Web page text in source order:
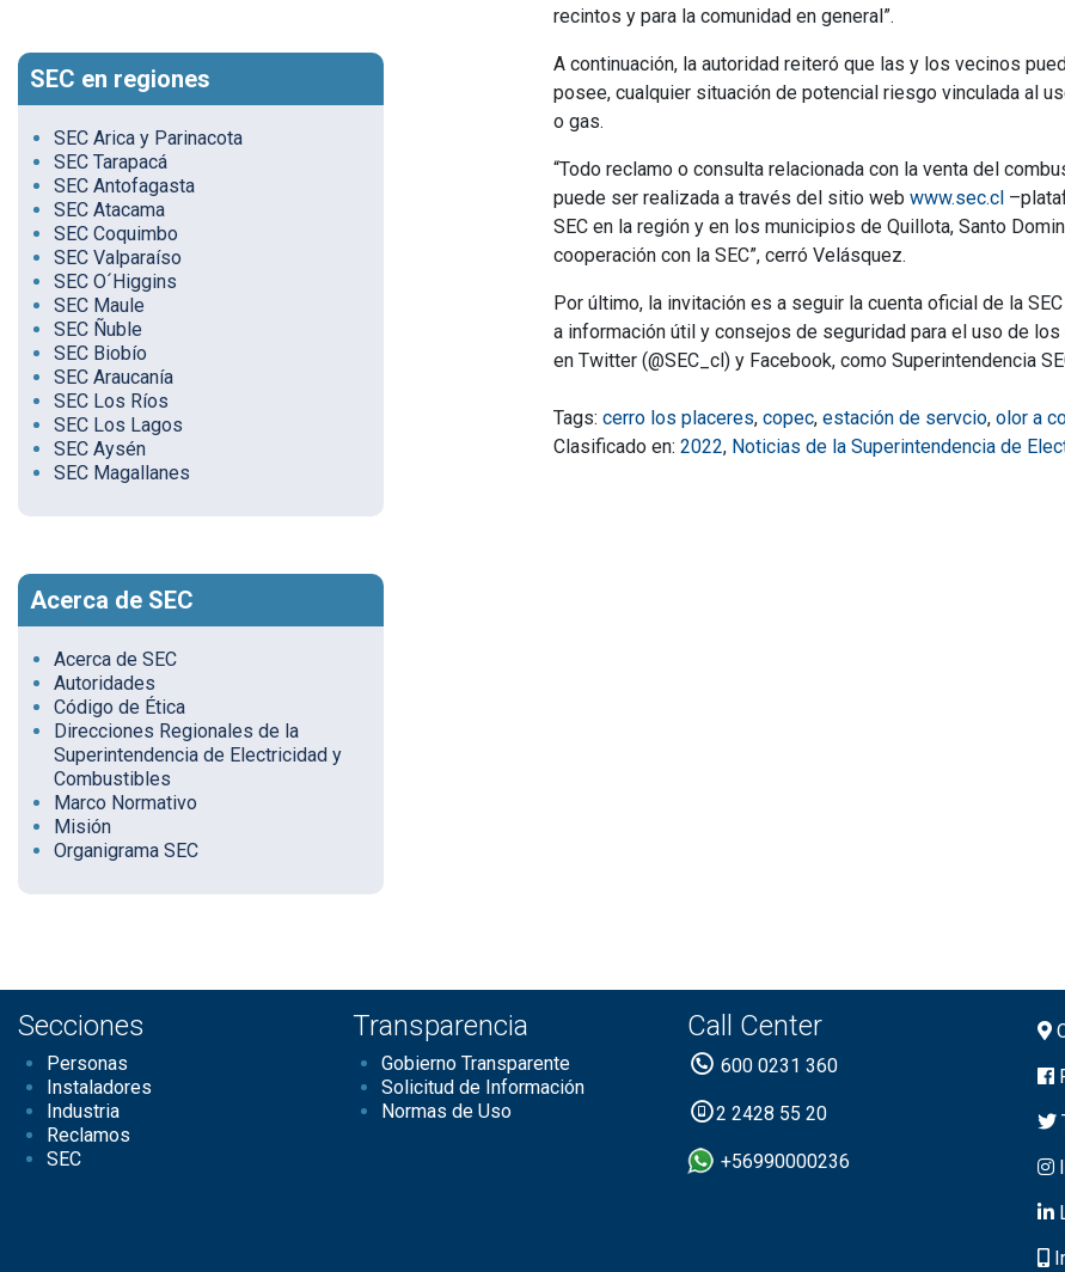
SEC en regiones
SEC Arica y Parinacota
SEC Tarapacá
SEC Antofagasta
SEC Atacama
SEC Coquimbo
SEC Valparaíso
SEC O´Higgins
SEC Maule
SEC Ñuble
SEC Biobío
SEC Araucanía
SEC Los Ríos
SEC Los Lagos
SEC Aysén
SEC Magallanes
Acerca de SEC
Acerca de SEC
Autoridades
Código de Ética
Direcciones Regionales de la
Superintendencia de Electricidad y
Combustibles
Marco Normativo
Misión
Organigrama SEC
recintos y para la comunidad en general”.
A continuación, la autoridad reiteró que las y los vecinos
posee, cualquier situación de potencial riesgo vinculada al
o gas.
“Todo reclamo o consulta relacionada con la venta del
puede ser realizada a través del sitio web www.sec.cl
SEC en la región y en los municipios de Quillota, Santo
cooperación con la SEC”, cerró Velásquez.
Por último, la invitación es a seguir la cuenta oficial de la
a información útil y consejos de seguridad para el uso de
en Twitter (@SEC_cl) y Facebook, como Superintendencia
Tags: cerro los placeres, copec, estación de servcio, olor a
Clasificado en: 2022, Noticias de la Superintendencia de
Secciones
Personas
Instaladores
Industria
Reclamos
SEC
Transparencia
Gobierno Transparente
Solicitud de Información
Normas de Uso
Call Center
600 0231 360
2 2428 55 20
+56990000236